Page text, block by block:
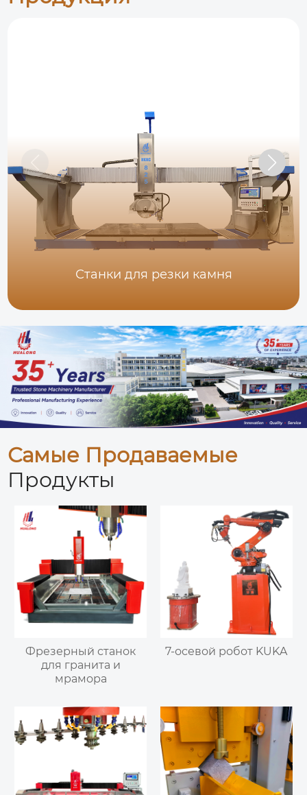
Станки для резки камня
Самые Продаваемые
Продукты
Фрезерный станок
для гранита и
мрамора
7-осевой робот KUKA